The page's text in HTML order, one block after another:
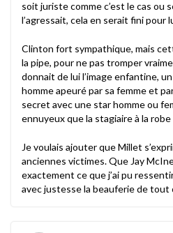
soit juriste comme c’est le cas ou
l’agressait, cela en serait fini pour
Clinton fort sympathique, mais
la pipe, pour ne pas tromper
donnait de lui l’image enfantine,
homme apeuré par sa femme et
secret avec une star homme ou
ennuyeux que la stagiaire à la
Je voulais ajouter que Millet
anciennes victimes. Que Jay
exactement ce que j’ai pu
avec justesse la beauferie de tout